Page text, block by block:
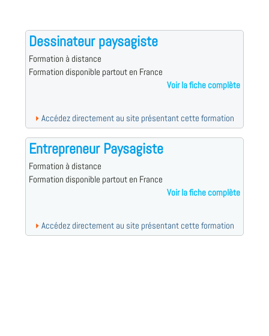
Dessinateur paysagiste
Formation à distance
Formation disponible partout en France
Voir la fiche complète
Accédez directement au site présentant cette formation
Entrepreneur Paysagiste
Formation à distance
Formation disponible partout en France
Voir la fiche complète
Accédez directement au site présentant cette formation